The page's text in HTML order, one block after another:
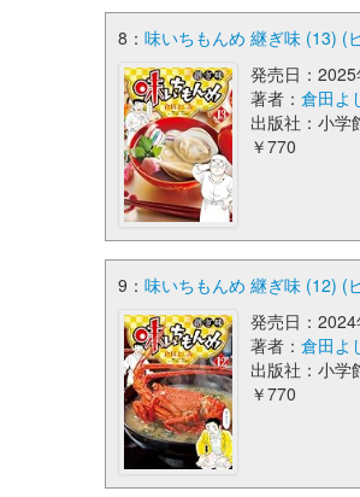
8： 味いちもんめ 継ぎ味 (13) (
発売日：
著者：倉田よ
出版社：小学
￥770
9： 味いちもんめ 継ぎ味 (12) (
発売日：
著者：倉田よ
出版社：小学
￥770